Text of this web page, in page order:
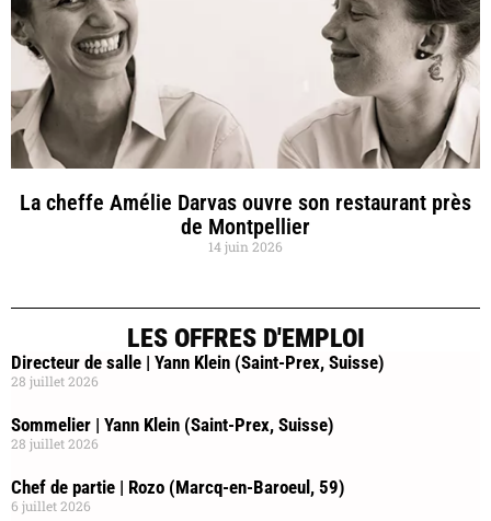
La cheffe Amélie Darvas ouvre son restaurant près
de Montpellier
14 juin 2026
LES OFFRES D'EMPLOI
Directeur de salle | Yann Klein (Saint-Prex, Suisse)
28 juillet 2026
Sommelier | Yann Klein (Saint-Prex, Suisse)
28 juillet 2026
Chef de partie | Rozo (Marcq-en-Baroeul, 59)
6 juillet 2026